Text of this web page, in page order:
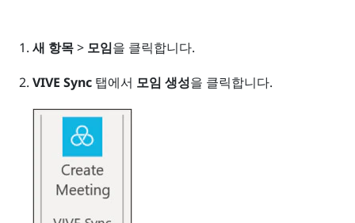
새 항목> 모임을 클릭합니다.
VIVE Sync탭에서 모임 생성을 클릭합니다.